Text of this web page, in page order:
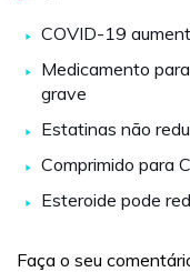
COVID-19
Medicamento
grave
Estatinas não
Comprimido para
Esteroide pode
Faça o seu